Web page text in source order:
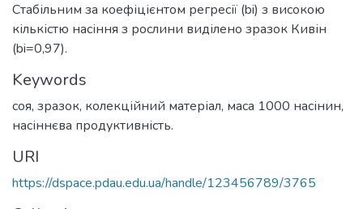
Стабільним за коефіцієнтом регресії (bi) з високою
кількістю насіння з рослини виділено зразок Кивін
(bi=0,97).
Keywords
соя, зразок, колекційний матеріал, маса 1000 насінин,
насіннєва продуктивність.
URI
https://dspace.pdau.edu.ua/handle/123456789/3765